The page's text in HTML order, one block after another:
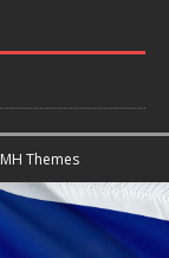
MH Themes